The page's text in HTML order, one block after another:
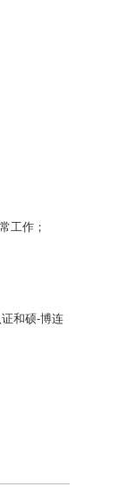
工作；
和硕-博连